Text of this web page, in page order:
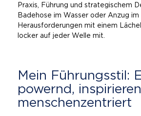
Praxis, Führung und strategischem
Badehose im Wasser oder Anzug
Herausforderungen mit einem
locker auf jeder Welle mit.
Mein Füh­rungs­stil:
powernd,
men­schen­zen­triert